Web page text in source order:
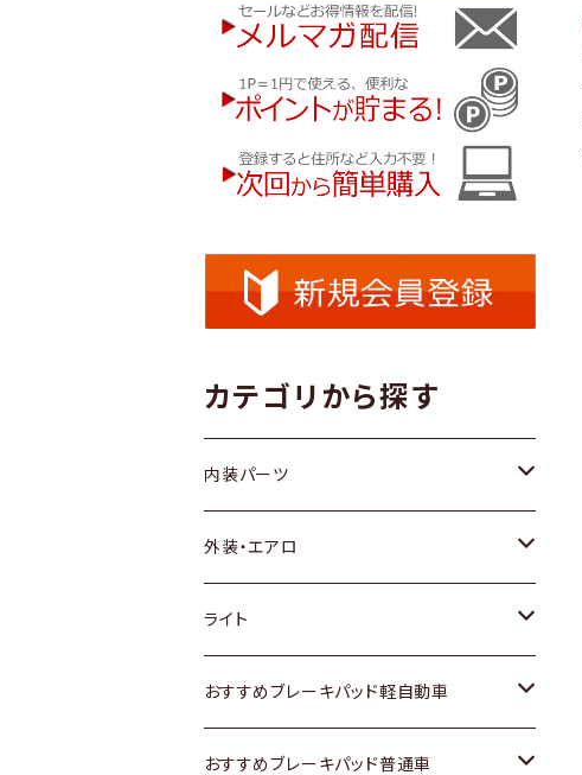
カテゴリから探す
内装パーツ
トヨタ
ホンダ
スズキ
日産
外装・エアロ
トヨタ
ホンダ
スズキ
ライト
トヨタ
スズキ
おすすめブレーキパッド軽自動車
トヨタ
おすすめブレーキパッド普通車